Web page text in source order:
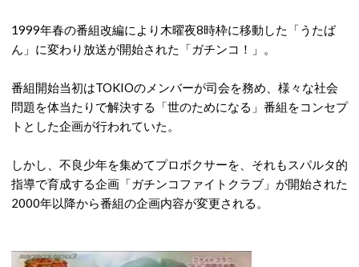
1999年春の番組改編により木曜夜8時枠に移動した「うたば
ん」に変わり放送が開始された「ガチンコ！」。
番組開始当初はTOKIOのメンバーが司会を務め、様々な社会
問題を体当たりで解決する「世のためになる」番組をコンセプ
トとした企画が行われていた。
しかし、不良少年を集めてプロボクサーを、それもスパルタ的
指導で育成する企画「ガチンコファイトクラブ」が開始された
2000年以降から番組の企画内容が変更される。